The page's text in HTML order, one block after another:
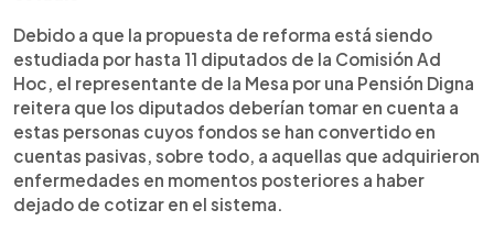
Debido a que la propuesta de reforma está siendo
estudiada por hasta 11 diputados de la Comisión Ad
Hoc, el representante de la Mesa por una Pensión Digna
reitera que los diputados deberían tomar en cuenta a
estas personas cuyos fondos se han convertido en
cuentas pasivas, sobre todo, a aquellas que adquirieron
enfermedades en momentos posteriores a haber
dejado de cotizar en el sistema.